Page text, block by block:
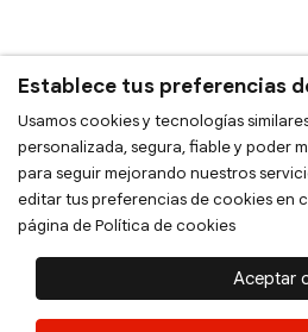
Establece tus preferencias
Usamos cookies y tecnologías
personalizada, segura, fiable y poder
para seguir mejorando nuestros
editar tus preferencias de cookies en
página dePolítica de cookies
Aceptar